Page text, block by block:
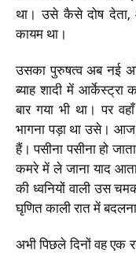
था। उसे कैसे दोष देता,
कायम था।
उसका पुरुषत्व अब नई
ब्याह शादी में
बार गया भी था। पर
भागना पड़ा था उसे।
हैं। पसीना पसीना हो
कमरे में ले जाना याद
की ध्वनियों वाली उस
घृणित काली रात में
अभी पिछले दिनों वह एक